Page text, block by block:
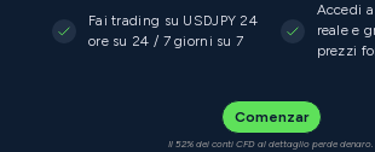
Fai trading su USDJPY 24
ore su 24 / 7 giorni su 7
Accedi
reale e
prezzi
Comenzar
Il 52% dei conti CFD al dettaglio perde denaro.